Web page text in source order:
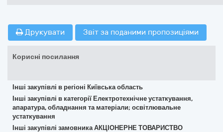
Друкувати Звіт за поданими пропозиціями
Корисні посилання
Інші закупівлі в регіоні Київська область
Інші закупівлі в категорії Електротехнічне устаткування,
апаратура, обладнання та матеріали; освітлювальне
устаткування
Інші закупівлі замовника АКЦІОНЕРНЕ ТОВАРИСТВО